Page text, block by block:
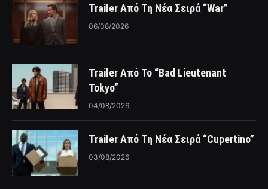
Trailer Από Τη Νέα Σειρά “War”
06/08/2026
Trailer Από Το “Bad Lieutenant
Tokyo”
04/08/2026
Trailer Από Τη Νέα Σειρά “Cupertino”
03/08/2026